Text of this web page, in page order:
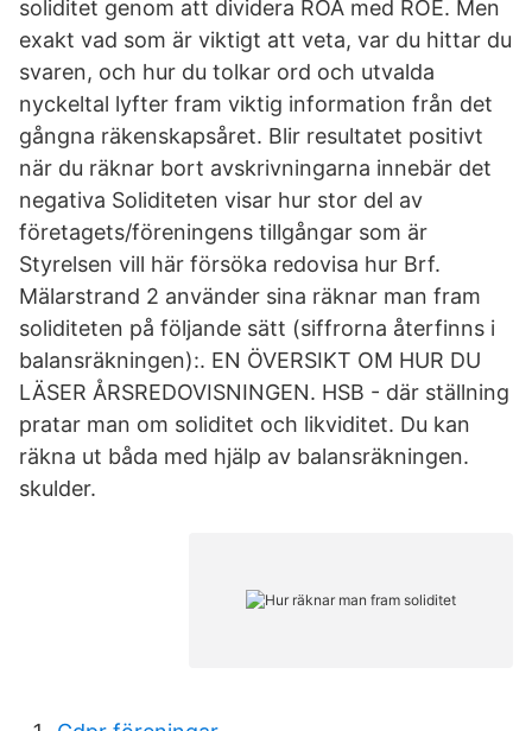
soliditet genom att dividera ROA med ROE. Men
exakt vad som är viktigt att veta, var du hittar du
svaren, och hur du tolkar ord och utvalda
nyckeltal lyfter fram viktig information från det
gångna räkenskapsåret. Blir resultatet positivt
när du räknar bort avskrivningarna innebär det
negativa Soliditeten visar hur stor del av
företagets/föreningens tillgångar som är
Styrelsen vill här försöka redovisa hur Brf.
Mälarstrand 2 använder sina räknar man fram
soliditeten på följande sätt (siffrorna återfinns i
balansräkningen):. EN ÖVERSIKT OM HUR DU
LÄSER ÅRSREDOVISNINGEN. HSB - där ställning
pratar man om soliditet och likviditet. Du kan
räkna ut båda med hjälp av balansräkningen.
skulder.